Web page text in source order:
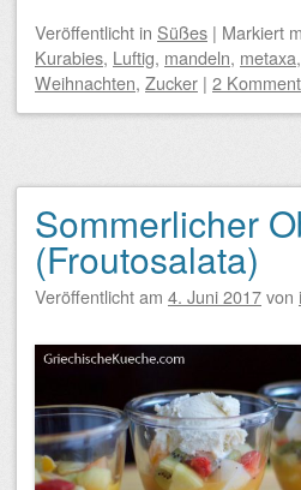
Veröffentlicht in Süßes | Markiert
Kurabies, Luftig, mandeln, metaxa,
Weihnachten, Zucker | 2
Sommerlicher
(Froutosalata)
Veröffentlicht am 4. Juni 2017von